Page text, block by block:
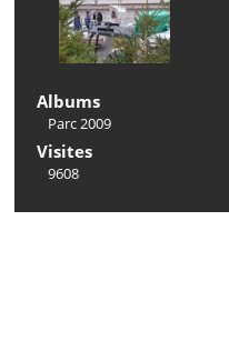
Albums
Parc 2009
Visites
9608